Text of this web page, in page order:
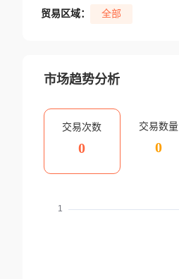
贸易区域： 全部
市场趋势分析
交易次数
0
交易数量
0